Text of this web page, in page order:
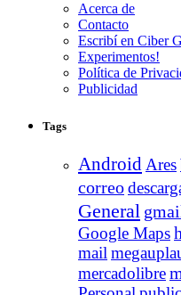
Acerca de
Contacto
Escribí en Ciber
Experimentos!
Política de
Publicidad
Tags
Android Ares
correo
General
Google Maps
mail
mercadolibre